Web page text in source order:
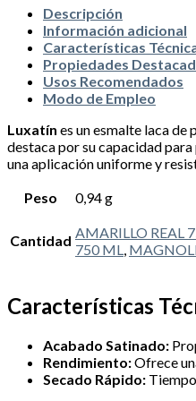
Descripción
Información adicional
Características
Propiedades
Usos Recomendados
Modo de Empleo
Luxatín es un esmalte laca
destaca por su capacidad
una aplicación uniforme y
Peso
0,94 g
Cantidad AMARILLO REAL
750 ML,
Características
Acabado Satinado:
Rendimiento:Ofrece
Secado Rápido: